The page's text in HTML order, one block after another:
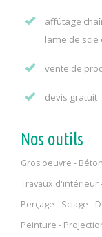
affûtage
lame de scie
vente de
devis gratuit
Nos outils
Gros oeuvre -
Travaux d'intérieur
Perçage - Sciage -
Peinture -